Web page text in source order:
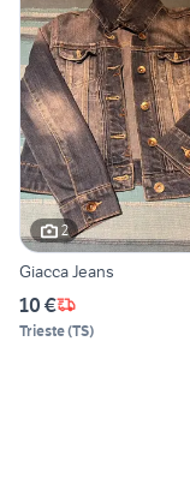
2
Giacca Jeans
10 €
Trieste(TS)